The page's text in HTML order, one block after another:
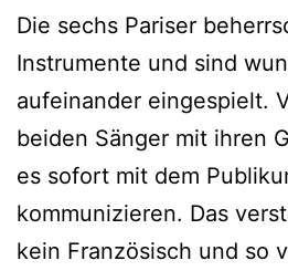
Die sechs Pariser
Instrumente und sind
aufeinander eingespielt.
beiden Sänger mit ihren
es sofort mit dem
kommunizieren. Das
kein Französisch und so